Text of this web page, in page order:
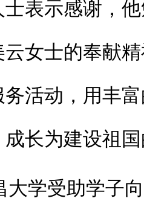
表示感谢，
女士的奉献
活动，用丰
长为建设祖
大学受助学子